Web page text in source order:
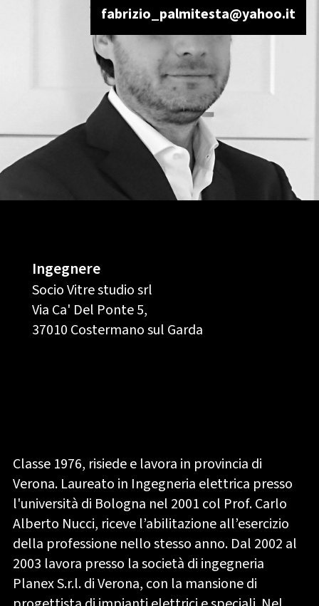
fabrizio_palmitesta@yahoo.it
Ingegnere
Socio Vitre studio srl
Via Ca' Del Ponte 5,
37010 Costermano sul Garda
Classe 1976, risiede e lavora in provincia di
Verona. Laureato in Ingegneria elettrica presso
l'università di Bologna nel 2001 col Prof. Carlo
Alberto Nucci, riceve l’abilitazione all’esercizio
della professione nello stesso anno. Dal 2002 al
2003 lavora presso la società di ingegneria
Planex S.r.l. di Verona, con la mansione di